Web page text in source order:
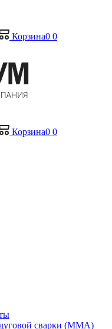
Корзина0 0
Корзина0 0
сварки (MMA)